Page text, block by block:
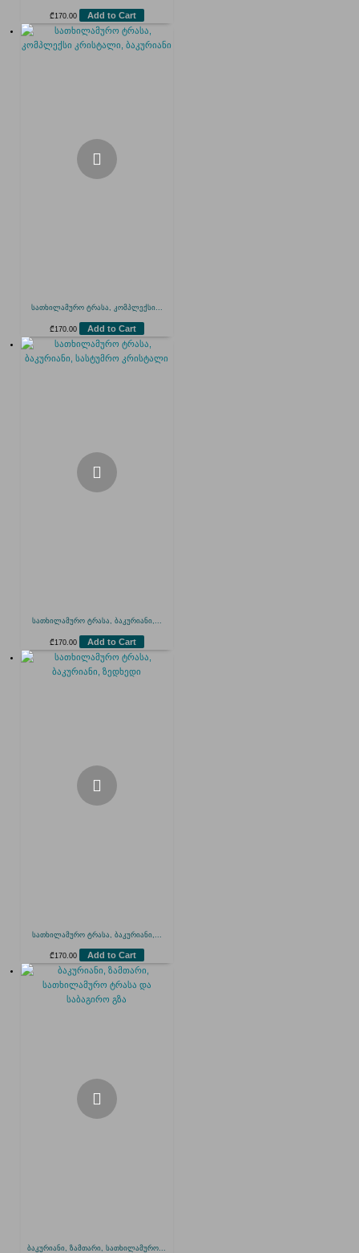
₾ 170.00 Add to Cart
სათხილამურო ტრასა, კომპლექსი...
₾ 170.00 Add to Cart
სათხილამურო ტრასა, ბაკურიანი,...
₾ 170.00 Add to Cart
სათხილამურო ტრასა, ბაკურიანი,...
₾170.00 Add to Cart
ბაკურიანი, ზამთარი, სათხილამურო...